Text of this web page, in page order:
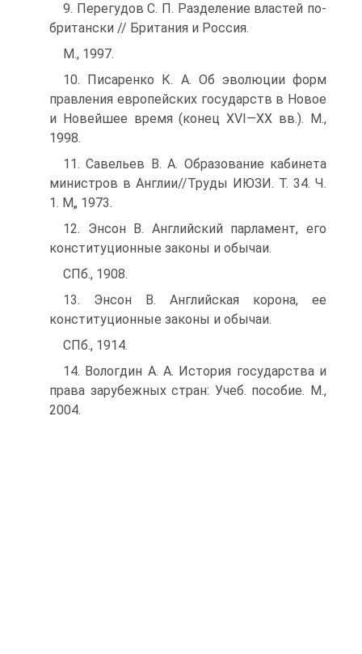
9. Перегудов С. П. Разделение властей по-
британски // Британия и Россия.
М., 1997.
10. Писаренко К. А. Об эволюции форм
правления европейских государств в Новое
и Новейшее время (конец XVI—XX вв.). М.,
1998.
11. Савельев В. А. Образование кабинета
министров в Англии//Труды ИЮЗИ. Т. 34. Ч.
1. М„ 1973.
12. Энсон В. Английский парламент, его
конституционные законы и обычаи.
СПб., 1908.
13. Энсон В. Английская корона, ее
конституционные законы и обычаи.
СПб., 1914.
14. Вологдин А. А. История государства и
права зарубежных стран: Учеб. по­собие. М.,
2004.